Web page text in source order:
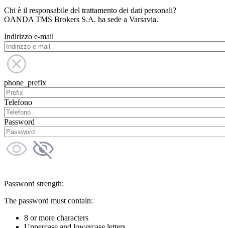
Chi è il responsabile del trattamento dei dati personali?
OANDA TMS Brokers S.A. ha sede a Varsavia.
Indirizzo e-mail
phone_prefix
Telefono
Password
Password strength:
The password must contain:
8 or more characters